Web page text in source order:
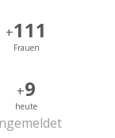
+111
Frauen
+9
heute